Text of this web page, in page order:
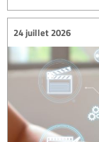
24 juillet 2026